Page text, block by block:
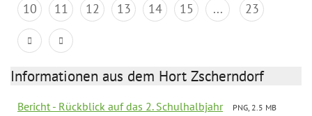
10
11 12 13 14 15 ... 23
Informationen aus dem Hort Zscherndorf
Bericht - Rückblick auf das 2. Schulhalbjahr
PNG, 2.5 MB